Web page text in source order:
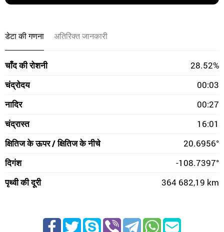
डेटा की गणना अतिरिक्त जानकारी
चाँद की रोशनी
28.52%
चंद्रोदय
00:03
नादिर
00:27
चंद्रास्त
16:01
क्षितिज के ऊपर / क्षितिज के नीचे
20.6956°
दिगंश
-108.7397°
पृथ्वी की दूरी
364 682,19 km